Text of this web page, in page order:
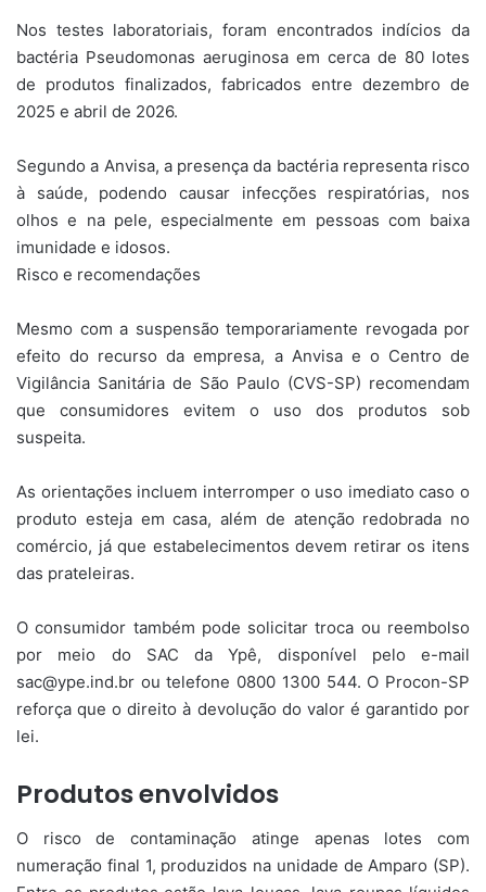
Nos testes laboratoriais, foram encontrados indícios da
bactéria Pseudomonas aeruginosa em cerca de 80 lotes
de produtos finalizados, fabricados entre dezembro de
2025 e abril de 2026.
Segundo a Anvisa, a presença da bactéria representa risco
à saúde, podendo causar infecções respiratórias, nos
olhos e na pele, especialmente em pessoas com baixa
imunidade e idosos.
Risco e recomendações
Mesmo com a suspensão temporariamente revogada por
efeito do recurso da empresa, a Anvisa e o Centro de
Vigilância Sanitária de São Paulo (CVS-SP) recomendam
que consumidores evitem o uso dos produtos sob
suspeita.
As orientações incluem interromper o uso imediato caso o
produto esteja em casa, além de atenção redobrada no
comércio, já que estabelecimentos devem retirar os itens
das prateleiras.
O consumidor também pode solicitar troca ou reembolso
por meio do SAC da Ypê, disponível pelo e-mail
sac@ype.ind.br ou telefone 0800 1300 544. O Procon-SP
reforça que o direito à devolução do valor é garantido por
lei.
Produtos envolvidos
O risco de contaminação atinge apenas lotes com
numeração final 1, produzidos na unidade de Amparo (SP).